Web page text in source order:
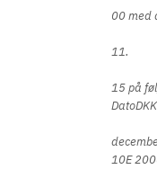
00 med
11.
15 på
10E